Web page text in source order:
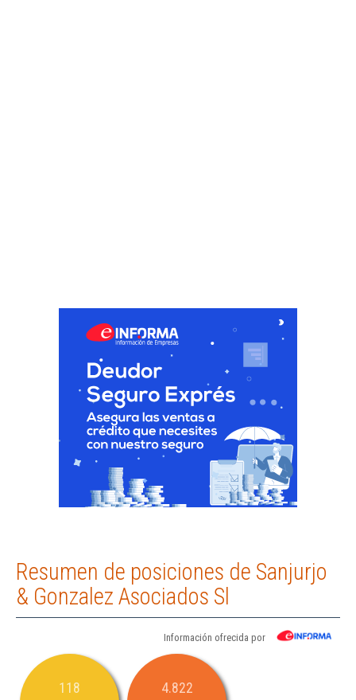
Resumen de posiciones de Sanjurjo
& Gonzalez Asociados Sl
Información ofrecida por
118 4.822